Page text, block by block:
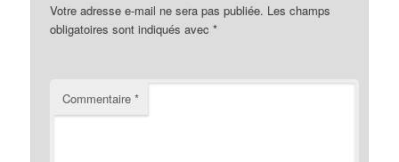
Votre adresse e-mail ne sera pas publiée. Les champs
obligatoires sont indiqués avec*
Commentaire*